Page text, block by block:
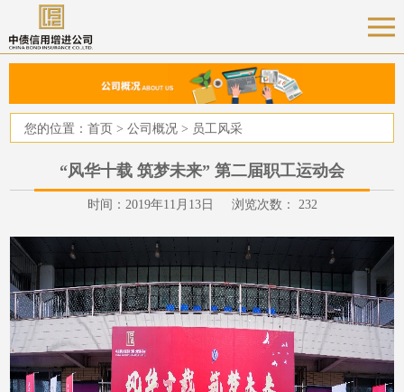
您的位置：首页 >公司概况 > 员工风采
“风华十载 筑梦未来” 第二届职工运动会
时间：2019年11月13日 浏览次数： 232